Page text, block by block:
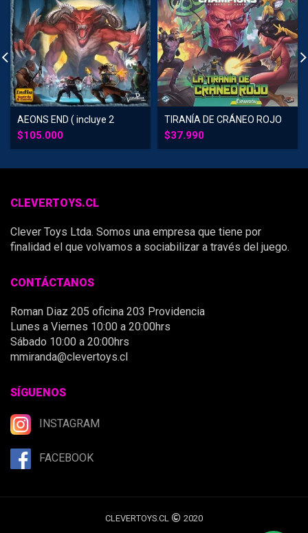
AEONS END ( incluye 2
expansiones)
$105.000
TIRANÍA DE CRÁNEO ROJO
$37.990
CLEVERTOYS.CL
Clever Toys Ltda. Somos una empresa que tiene por
finalidad el que volvamos a sociabilizar a través del juego.
CONTÁCTANOS
Roman Diaz 205 oficina 203 Providencia
Lunes a Viernes 10:00 a 20:00hrs
Sábado 10:00 a 20:00hrs
mmiranda@clevertoys.cl
SÍGUENOS
INSTAGRAM
FACEBOOK
CLEVERTOYS.CL 2020